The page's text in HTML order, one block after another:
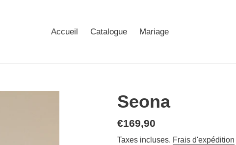
Accueil Catalogue Mariage
Seona
Prix
normal
€169,90
Taxes incluses. Frais d'expédition